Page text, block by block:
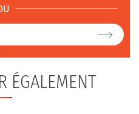
ÉGALEMENT